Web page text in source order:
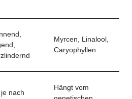
Myrcen, Linalool,
Caryophyllen
nach
Hängt vom